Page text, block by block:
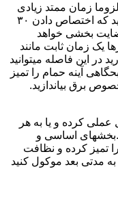
زمان ممتد زیادی
در اختیار داشته باشید.در حقیقت خواهید دید که اختصاص دادن ۳۰
بخشی خواهد
یک زمان ثابت مانند
در این فاصله میتوانید
آینه حمام را تمیز
برق بیاندازید.
عملی کرده و یا به هر
اساسی و
تمیز کرده و نظافت
مدتی بعد موکول کنید